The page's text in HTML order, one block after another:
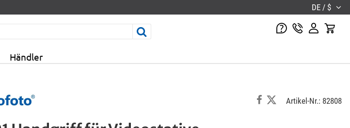
DE / $
Händler
Artikel-Nr.: 82808